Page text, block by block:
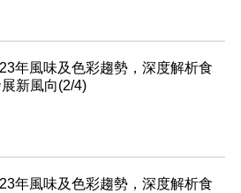
年風味及色彩趨勢，深度解析食
新風向(2/4)
年風味及色彩趨勢，深度解析食